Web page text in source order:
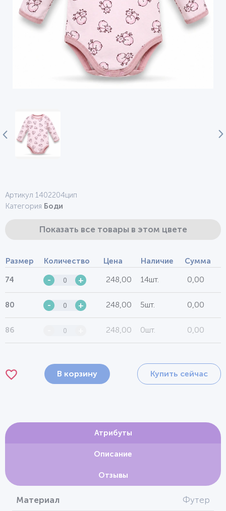
Артикул 1402204цип
Категория Боди
Показать все товары в этом цвете
Размер Количество Цена Наличие Сумма
74 - + 248,00 14шт. 0,00
80 - + 248,00 5шт. 0,00
86 248,00 0шт. 0,00
В корзину Купить сейчас
Атрибуты
Описание
Отзывы
Материал Футер